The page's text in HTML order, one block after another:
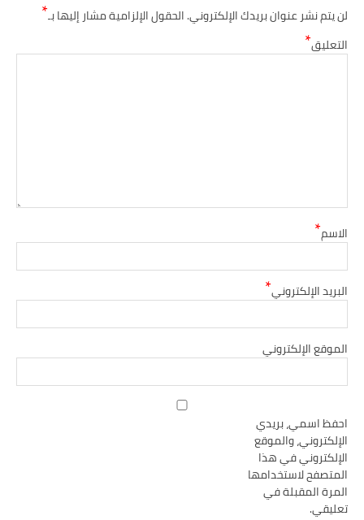
لن يتم نشر عنوان بريدك الإلكتروني.الحقول الإلزامية مشار إليها بـ*
التعليق*
الاسم*
البريد الإلكتروني*
الموقع الإلكتروني
احفظ اسمي، بريدي
الإلكتروني، والموقع
الإلكتروني في هذا
المتصفح لاستخدامها
المرة المقبلة في
تعليقي.